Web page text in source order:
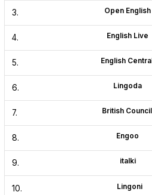
3. Open English
4. English Live
5. English Central
6. Lingoda
7. British Council
8. Engoo
9. italki
10. Lingoni